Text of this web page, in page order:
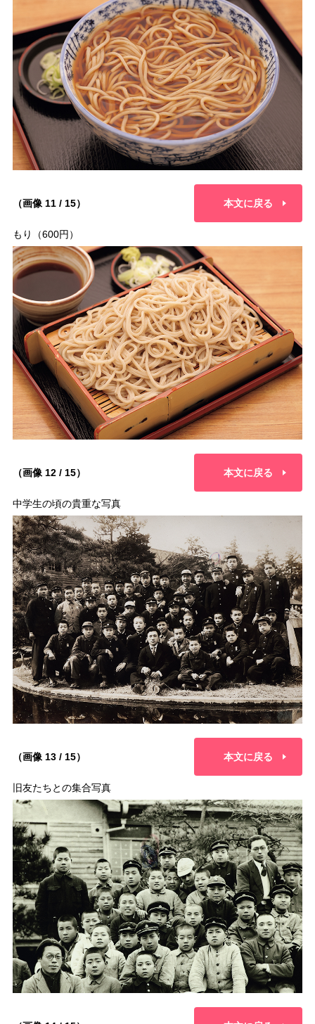
（画像 11 / 15） 本文に戻る
もり（600円）
（画像 12 / 15） 本文に戻る
中学生の頃の貴重な写真
（画像 13 / 15） 本文に戻る
旧友たちとの集合写真